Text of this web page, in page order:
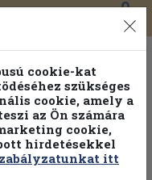
0
kiadványunk közül
cookie-kat
szükséges
cookie, amely a
az Ön számára
cookie,
hirdetésekkel
itt